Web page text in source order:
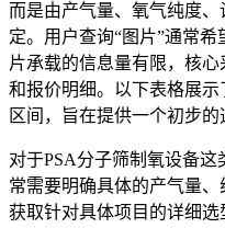
而是由产气量、氧气纯度
定。用户查询“图片”通常
片承载的信息量有限，核
和报价明细。以下表格展
区间，旨在提供一个初步的
对于PSA分子筛制氧设备
常需要明确具体的产气量
获取针对具体项目的详细